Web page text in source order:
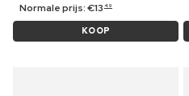
Normale prijs:€13 49
KOOP